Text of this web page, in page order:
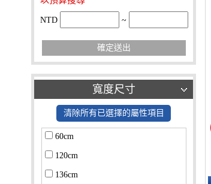
NTD ~
確定送出
寬度尺寸
清除所有已選擇的屬性項目
60cm
120cm
136cm